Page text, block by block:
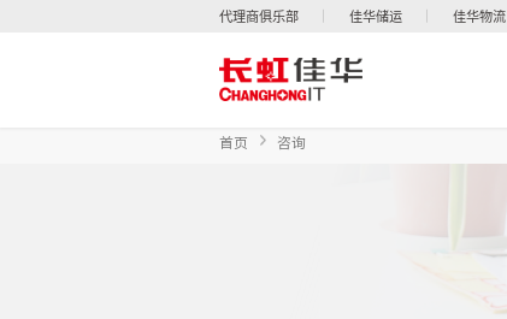
代理商俱乐部 佳华储运 佳华物流
首页 咨询